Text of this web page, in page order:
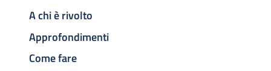
A chi è rivolto
Approfondimenti
Come fare